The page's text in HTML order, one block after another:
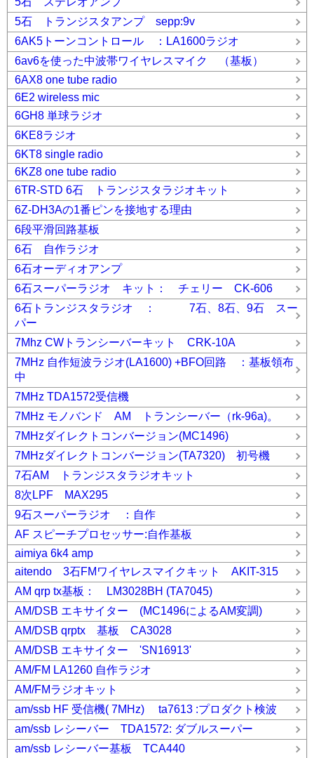
5石 トランジスタアンプ sepp:9v
6AK5トーンコントロール ：LA1600ラジオ
6av6を使った中波帯ワイヤレスマイク （基板）
6AX8 one tube radio
6E2 wireless mic
6GH8 単球ラジオ
6KE8ラジオ
6KT8 single radio
6KZ8 one tube radio
6TR-STD 6石 トランジスタラジオキット
6Z-DH3Aの1番ピンを接地する理由
6段平滑回路基板
6石 自作ラジオ
6石オーディオアンプ
6石スーパーラジオ キット： チェリー CK-606
6石トランジスタラジオ ： 7石、8石、9石 スー
パー
7Mhz CWトランシーバーキット CRK-10A
7MHz 自作短波ラジオ(LA1600) +BFO回路 ：基板領布
中
7MHz TDA1572受信機
7MHz モノバンド AM トランシーバー（rk-96a)。
7MHzダイレクトコンバージョン(MC1496)
7MHzダイレクトコンバージョン(TA7320) 初号機
7石AM トランジスタラジオキット
8次LPF MAX295
9石スーパーラジオ ：自作
AF スピーチプロセッサー:自作基板
aimiya 6k4 amp
aitendo 3石FMワイヤレスマイクキット AKIT-315
AM qrp tx基板： LM3028BH (TA7045)
AM/DSB エキサイター (MC1496によるAM変調)
AM/DSB qrptx 基板 CA3028
AM/DSB エキサイター 'SN16913'
AM/FM LA1260 自作ラジオ
AM/FMラジオキット
am/ssb HF 受信機( 7MHz) ta7613 :プロダクト検波
am/ssb レシーバー TDA1572: ダブルスーパー
am/ssb レシーバー基板 TCA440